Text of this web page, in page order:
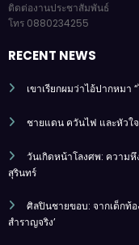
ติดต่องานประชาสัมพันธ์
โทร 0880234255
RECENT NEWS
เขาเรียกผมว่าไอ้ปากหมา
ชายแดน ควันไฟ และหัวใจ
วันเกิดหน้าโลงศพ: ความหึ
สุรินทร์
ศิลปินชายขอบ: จากเด็กท้
สำราญจริง’